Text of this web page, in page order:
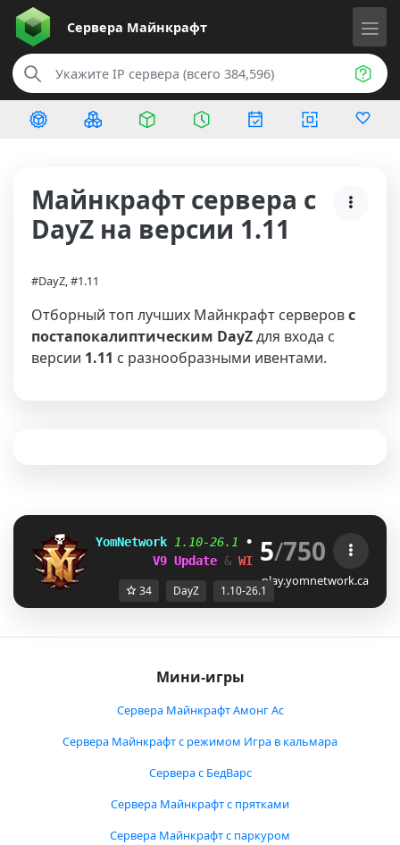
Сервера Майнкрафт
Майнкрафт сервера с
DayZ на версии 1.11
#DayZ, #1.11
Отборный топ лучших Майнкрафт серверовс
постапокалиптическим DayZдля входа с
версии 1.11 с разнообразными ивентами.
YomNetwork 1.10-26.1 • DayZ »I R Z
V9 Update & WIPE NOW! 35% OFF SALE
5/750
play.yomnetwork.ca
34 DayZ 1.10-26.1
Мини-игры
Сервера Майнкрафт Амонг Ас
Сервера Майнкрафт с режимом Игра в кальмара
Сервера с БедВарс
Сервера Майнкрафт с прятками
Сервера Майнкрафт с паркуром